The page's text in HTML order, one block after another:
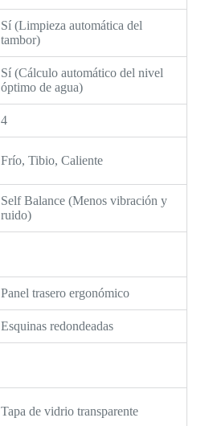
Sí (Limpieza automática del
tambor)
Sí (Cálculo automático del nivel
óptimo de agua)
4
Frío, Tibio, Caliente
Self Balance (Menos vibración y
ruido)
Panel trasero ergonómico
Esquinas redondeadas
Tapa de vidrio transparente